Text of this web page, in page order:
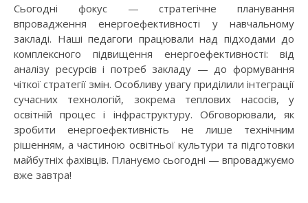
Сьогодні фокус — стратегічне планування
впровадження енергоефективності у навчальному
закладі. Наші педагоги працювали над підходами до
комплексного підвищення енергоефективності: від
аналізу ресурсів і потреб закладу — до формування
чіткої стратегії змін. Особливу увагу приділили інтеграції
сучасних технологій, зокрема теплових насосів, у
освітній процес і інфраструктуру. Обговорювали, як
зробити енергоефективність не лише технічним
рішенням, а частиною освітньої культури та підготовки
майбутніх фахівців. Плануємо сьогодні — впроваджуємо
вже завтра!